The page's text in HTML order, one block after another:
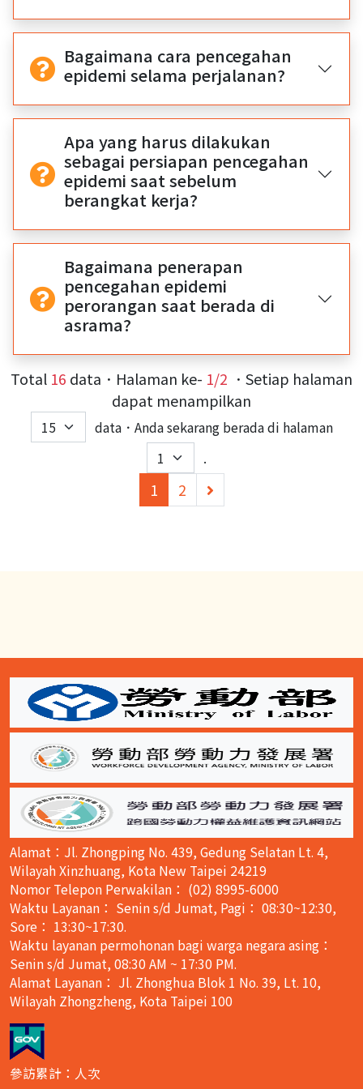
Bagaimana cara pencegahan
epidemi selama perjalanan?
Apa yang harus dilakukan
sebagai persiapan pencegahan
epidemi saat sebelum
berangkat kerja?
Bagaimana penerapan
pencegahan epidemi
perorangan saat berada di
asrama?
Total 16 data．Halaman ke- 1/2 ．Setiap halaman
dapat menampilkan
data．Anda sekarang berada di halaman
.
1 (current)
2
下
一
Alamat：Jl. Zhongping No. 439, Gedung Selatan Lt. 4,
Wilayah Xinzhuang, Kota New Taipei 24219
Nomor Telepon Perwakilan： (02) 8995-6000
Waktu Layanan： Senin s/d Jumat, Pagi： 08:30~12:30,
Sore： 13:30~17:30.
Waktu layanan permohonan bagi warga negara asing：
Senin s/d Jumat, 08:30 AM ~ 17:30 PM.
Alamat Layanan： Jl. Zhonghua Blok 1 No. 39, Lt. 10,
Wilayah Zhongzheng, Kota Taipei 100
參訪累計：人次